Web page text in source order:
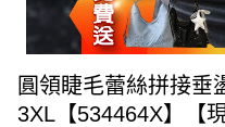
圓領睫毛蕾絲拼接垂
3XL【534464X】